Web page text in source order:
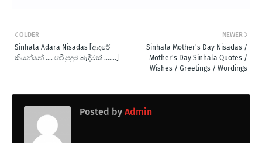
NEWER
Sinhala Mother's Day Nisadas /
Mother's Day Sinhala Quotes /
Wishes / Greetings / Wordings
OLDER
Sinhala Adara Nisadas [ආදරේ
කියන්නේ .... හරි පුදුම බැදීමක් .......]
Posted by Admin